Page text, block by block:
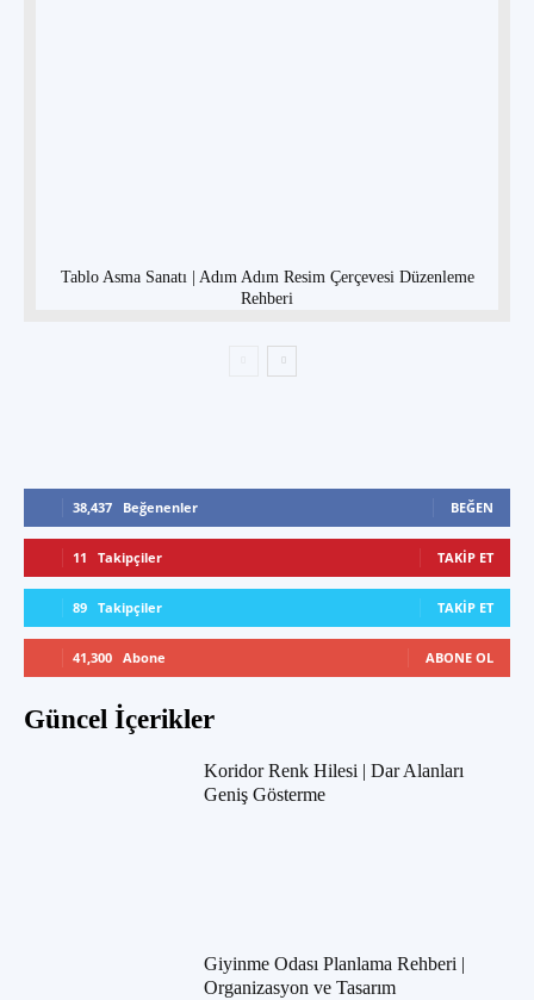
Tablo Asma Sanatı | Adım Adım Resim Çerçevesi Düzenleme
Rehberi
38,437 Beğenenler BEĞEN
11 Takipçiler TAKIP ET
89 Takipçiler TAKIP ET
41,300 Abone ABONE OL
Güncel İçerikler
Koridor Renk Hilesi | Dar Alanları
Geniş Gösterme
Giyinme Odası Planlama Rehberi |
Organizasyon ve Tasarım